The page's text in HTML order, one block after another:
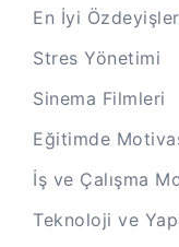
En İyi Özdeyişler
Stres Yönetimi
Sinema Filmleri
Eğitimde
İş ve Çalışma
Teknoloji ve